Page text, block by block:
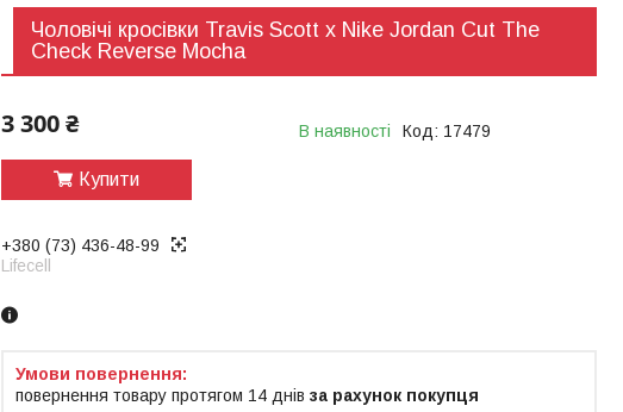
Чоловічі кросівки Travis Scott x Nike Jordan Cut The
Check Reverse Mocha
3 300 ₴ В наявності Код: 17479
Купити
+380 (73) 436-48-99
Lifecell
повернення товару протягом 14 днів за рахунок покупця